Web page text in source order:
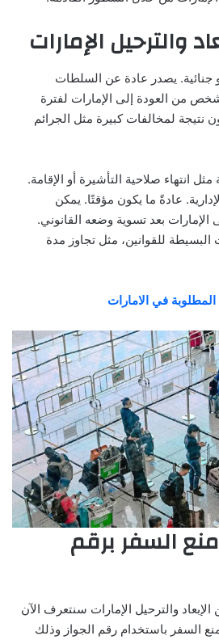
والترحيل الإمارات
جنائية. يصدر عادة عن السلطات
من العودة إلى الإمارات لفترة
نتيجة لمخالفات كبيرة مثل الجرائم
انتهاء صلاحية التأشيرة أو الإقامة.
عادةً ما يكون مؤقتًا. يمكن
بعد تسوية وضعه القانوني.
للقوانين، مثل تجاوز مدة
في الامارات
السفر برقم
والترحيل الإمارات سنتعرف الآن
السفر باستخدام رقم الجواز وذلك